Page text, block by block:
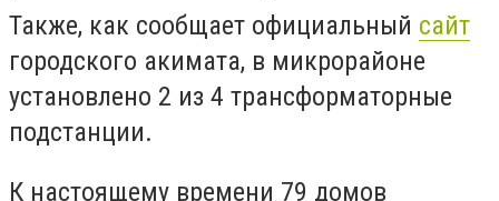
Также, как сообщает официальный сайт
городского акимата, в микрорайоне
установлено 2 из 4 трансформаторные
подстанции.
К настоящему времени 79 домов